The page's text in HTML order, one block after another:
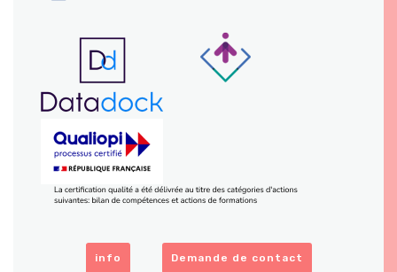
info Demande de contact